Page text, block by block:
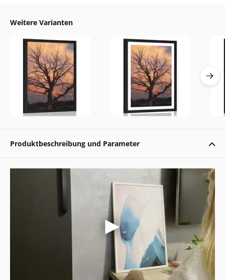
Weitere Varianten
Produktbeschreibung und Parameter